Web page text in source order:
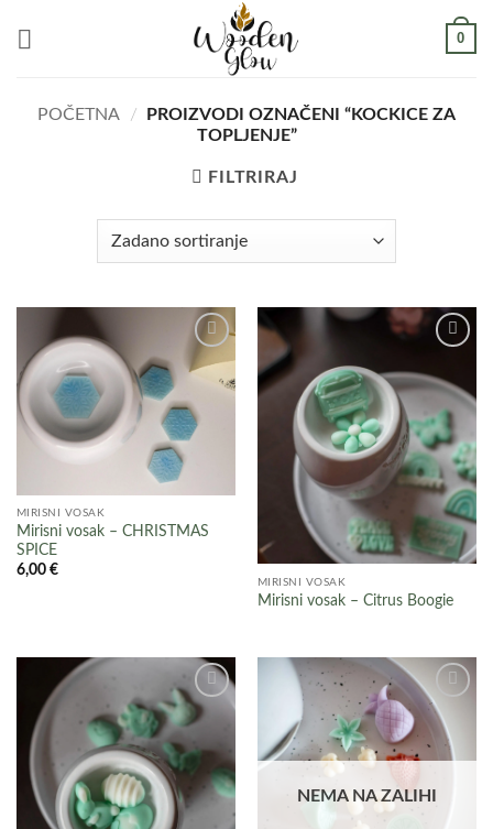
0
POČETNA /
PROIZVODI OZNAČENI “KOCKICE ZA
TOPLJENJE”
FILTRIRAJ
Add to
wishlist
MIRISNI VOSAK
Mirisni vosak – CHRISTMAS
SPICE
6,00 €
wishlist
MIRISNI VOSAK
Mirisni vosak – Citrus Boogie
wishlist
Add to
wishlist
NEMA NA ZALIHI